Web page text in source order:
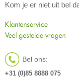
Kom je er niet uit bel
Klantenservice
Veel gestelde vragen
Bel ons:
+31 (0)85 8888 075